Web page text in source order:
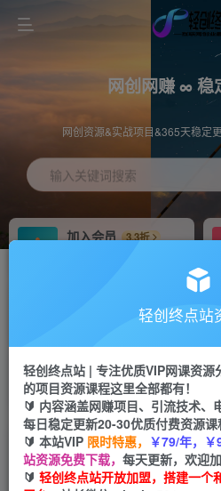
网创网赚 ∞ 稳
网创资源&实战项目&365天稳定
输入关键词搜索
加入会员
3.3折
推广返佣高达70%
投稿专区 免费
教程必须完整详细
轻创终点站
轻创终点站 | 专注优质VIP网课资
的项目资源课程这里全部都有！
🔰 内容涵盖网赚项目、引流技术、
每日稳定更新20-30优质付费资源课
🔰 本站VIP 限时特惠， ￥79/年，￥
站资源免费下载， 每天更新，欢迎加
🔰 轻创终点站开放加盟，搭建一个